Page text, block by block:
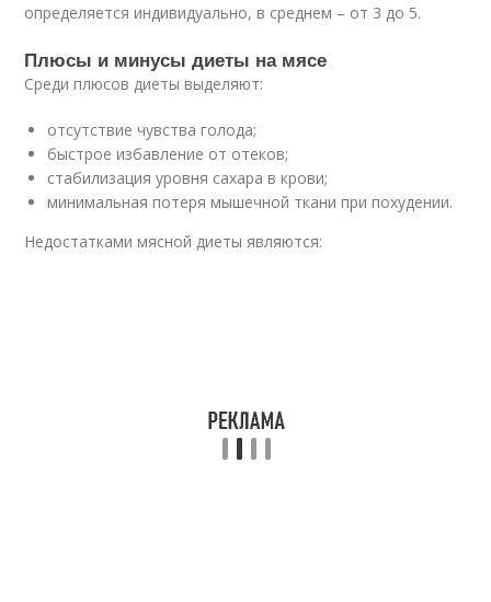
определяется индивидуально, в среднем – от 3 до 5.
Плюсы и минусы диеты на мясе
Среди плюсов диеты выделяют:
отсутствие чувства голода;
быстрое избавление от отеков;
стабилизация уровня сахара в крови;
минимальная потеря мышечной ткани при похудении.
Недостатками мясной диеты являются: